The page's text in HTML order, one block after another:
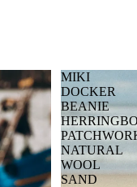
MIKI
DOCKER
BEANIE
NATURAL
WOOL
SAND